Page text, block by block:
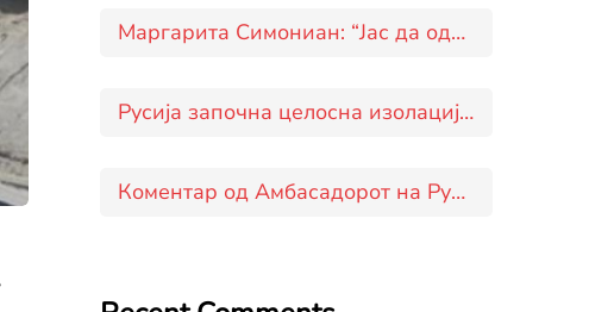
Маргарита Симониан: “Јас да одлучував, одговорот ќе го добиевте уште ‘вчера'”
Русија започна целосна изолација на Украина од Црното Море
Коментар од Амбасадорот на Русија во Македонија Дмитриј Зиков за руската новинска агенција ТАСС во врска со пристапувањето на Скопје кон „коалицијата на волонтерите“